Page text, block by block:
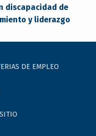
discapacidad de
y liderazgo
DE EMPLEO